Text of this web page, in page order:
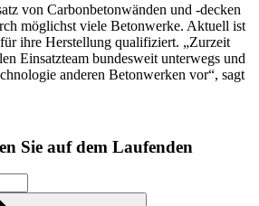
von Carbonbetonwänden und -decken
möglichst viele Betonwerke. Aktuell ist
ihre Herstellung qualifiziert. „Zurzeit
Einsatzteam bundesweit unterwegs und
anderen Betonwerken vor“, sagt
Sie auf dem Laufenden